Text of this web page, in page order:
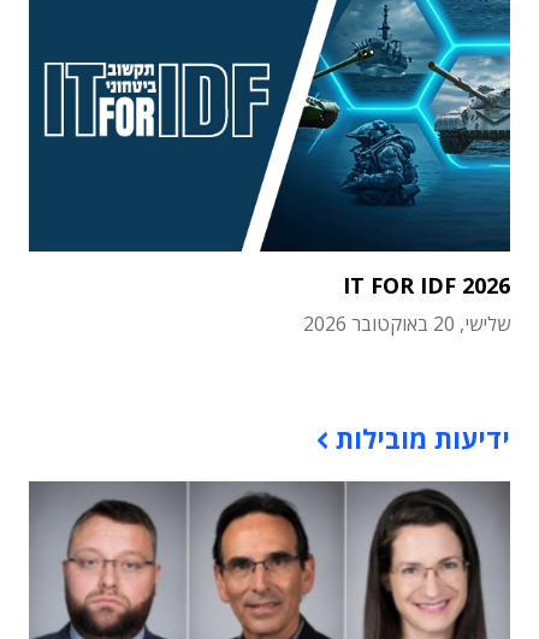
IT FOR IDF 2026
שלישי, 20 באוקטובר 2026
ידיעות מובילות